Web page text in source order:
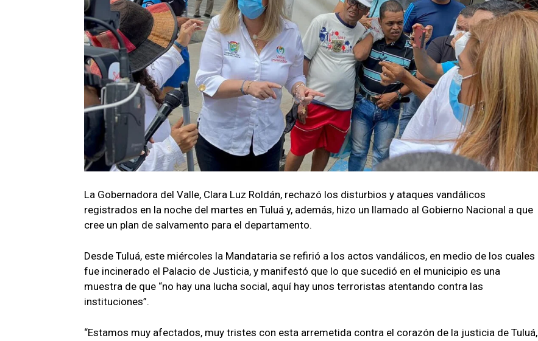
La Gobernadora del Valle, Clara Luz Roldán, rechazó los disturbios y ataques vandálicos
registrados en la noche del martes en Tuluá y, además, hizo un llamado al Gobierno Nacional a que
cree un plan de salvamento para el departamento.
Desde Tuluá, este miércoles la Mandataria se refirió a los actos vandálicos, en medio de los cuales
fue incinerado el Palacio de Justicia, y manifestó que lo que sucedió en el municipio es una
muestra de que “no hay una lucha social, aquí hay unos terroristas atentando contra las
instituciones”.
“Estamos muy afectados, muy tristes con esta arremetida contra el corazón de la justicia de Tuluá,